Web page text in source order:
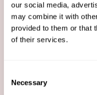
our social media,
may combine it with
provided to them or that
of their services.
Selection
Necessary
UESHIMA
Desde nuestros
en 1933, Ueshima
destilando la cultura
japoneses del café